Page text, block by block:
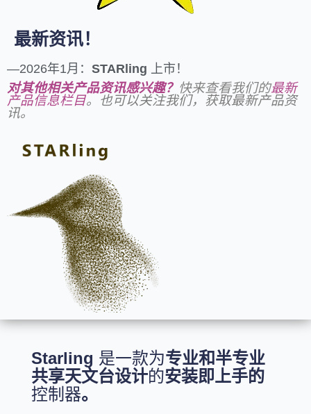
最新资讯！
—2026年1月： STARling 上市！
对其他相关产品资讯感兴趣？ 快来查看我们的最新
产品信息栏目。也可以关注我们，获取最新产品资
讯。
Starling 是一款为专业和半专业
共享天文台设计的安装即上手的
控制器。